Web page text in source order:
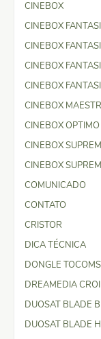
CINEBOX
CINEBOX
CINEBOX
CINEBOX
CINEBOX
CINEBOX
CINEBOX OPTIMO
CINEBOX
CINEBOX
COMUNICADO
CONTATO
CRISTOR
DICA TÉCNICA
DONGLE
DREAMEDIA
DUOSAT BLADE
DUOSAT BLADE